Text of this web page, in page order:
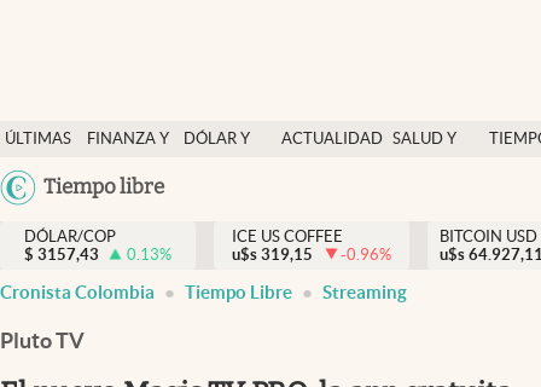
ÚLTIMAS
NOTICIAS
FINANZA Y
DÓLAR Y
ACTUALIDAD SALUD Y
México
Tiempo libre
Salud y nutrición
Vida espiritual
Actualidad
DÓLAR/COP
$ 3157,43 0.13%
ICE US COFFEE
u$s 319,15 -0.96%
BITCOIN USD
u$s
Cronista Colombia Tiempo Libre Streaming
Pluto TV